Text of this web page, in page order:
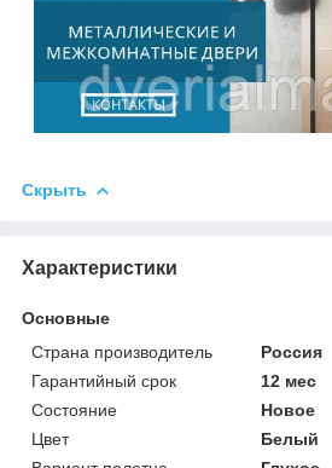
Скрыть
Характеристики
Основные
Страна производитель
Россия
Гарантийный срок
12 мес
Состояние
Новое
Цвет
Белый